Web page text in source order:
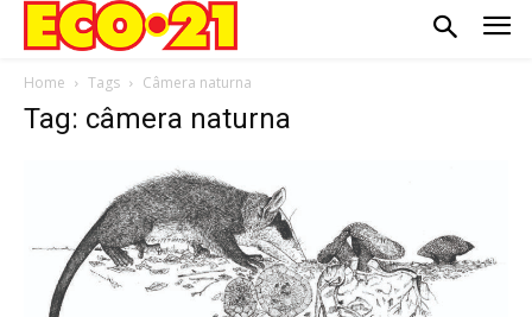
Home Tags Câmera naturna
Tag: câmera naturna